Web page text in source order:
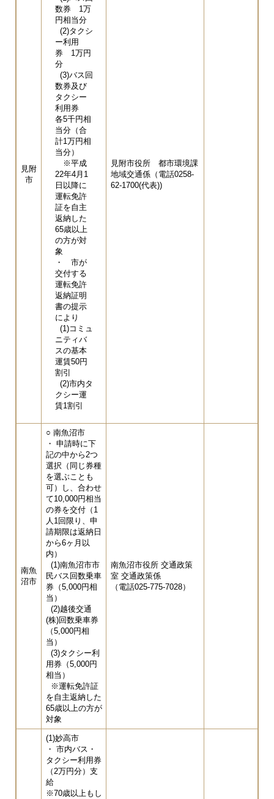
見附
市
数券 1万
円相当分
(2)タクシ
ー利用
券 1万円
分
(3)バス回
数券及び
タクシー
利用券
各5千円相
当分（合
計1万円相
当分）
※平成
22年4月1
日以降に
運転免許
証を自主
返納した
65歳以上
の方が対
象
・ 市が
交付する
運転免許
返納証明
書の提示
により
(1)コミュ
ニティバ
スの基本
運賃50円
割引
(2)市内タ
クシー運
賃1割引
見附市役所 都市環境課
地域交通係（電話0258-
62-1700(代表))
南魚
沼市
○ 南魚沼市
・ 申請時に下
記の中から2つ
選択（同じ券種
を選ぶことも
可）し、合わせ
て10,000円相当
の券を交付（1
人1回限り、申
請期限は返納日
から6ヶ月以
内）
(1)南魚沼市市
民バス回数乗車
券（5,000円相
当）
(2)越後交通
(株)回数乗車券
（5,000円相
当）
(3)タクシー利
用券（5,000円
相当）
※運転免許証
を自主返納した
65歳以上の方が
対象
南魚沼市役所 交通政策
室 交通政策係
（電話025-775-7028）
(1)妙高市
・ 市内バス・
タクシー利用券
（2万円分）支
給
※70歳以上もし